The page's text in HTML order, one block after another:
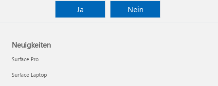
Ja
Nein
Neuigkeiten
Surface Pro
Surface Laptop